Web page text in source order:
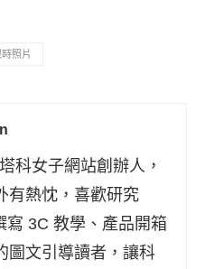
照片
科女子網站創辦人，
有熱忱，喜歡研究
寫 3C 教學、產品開箱
圖文引導讀者，讓科